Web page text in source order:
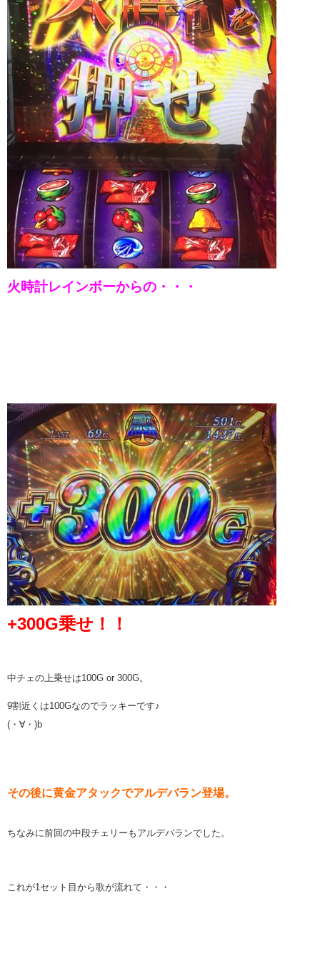
火時計レインボーからの・・・
+300G乗せ！！
中チェの上乗せは100G or 300G。
9割近くは100Gなのでラッキーです♪
(・∀・)b
その後に黄金アタックでアルデバラン登場。
ちなみに前回の中段チェリーもアルデバランでした。
これが1セット目から歌が流れて・・・